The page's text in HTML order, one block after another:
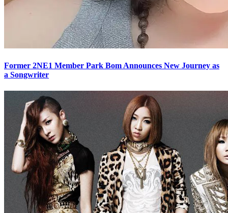
Former 2NE1 Member Park Bom Announces New Journey as
a Songwriter